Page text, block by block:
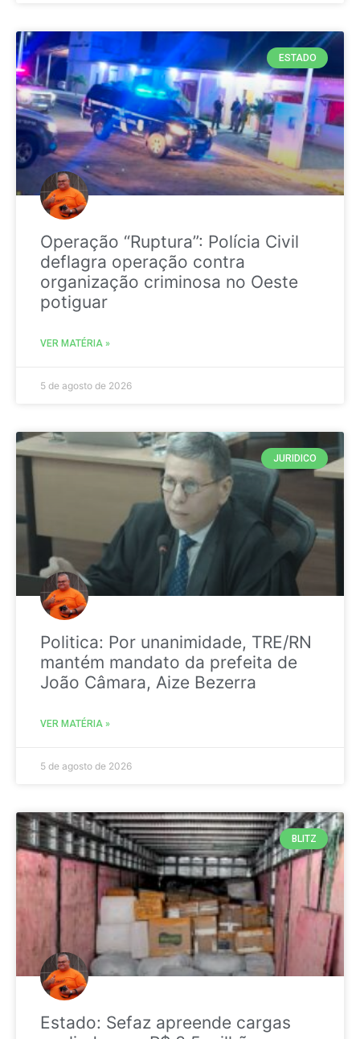
ESTADO
Operação “Ruptura”: Polícia Civil
deflagra operação contra
organização criminosa no Oeste
potiguar
VER MATÉRIA »
5 de agosto de 2026
JURIDICO
Politica: Por unanimidade, TRE/RN
mantém mandato da prefeita de
João Câmara, Aize Bezerra
VER MATÉRIA »
5 de agosto de 2026
BLITZ
Estado: Sefaz apreende cargas